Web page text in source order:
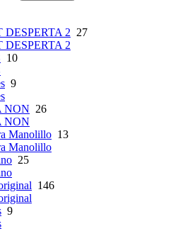
2 27
2
10
9
NON 26
NON
Manolillo 13
Manolillo
25
146
9